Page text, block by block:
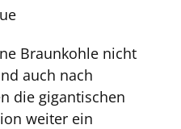
Braunkohle nicht
auch nach
die gigantischen
weiter ein